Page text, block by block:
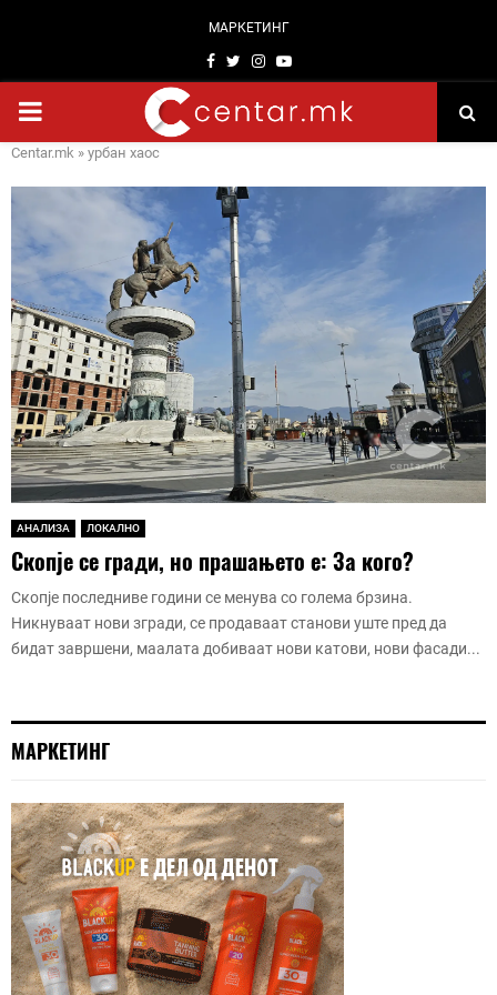
МАРКЕТИНГ
Facebook
TwitterInstagram
Youtube
PRIMARY
MENU
Centar.mk » урбан хаос
АНАЛИЗА ЛОКАЛНО
Скопје се гради, но прашањето е: За кого?
Скопје последниве години се менува со голема брзина.
Никнуваат нови згради, се продаваат станови уште пред да
бидат завршени, маалата добиваат нови катови, нови фасади...
МАРКЕТИНГ